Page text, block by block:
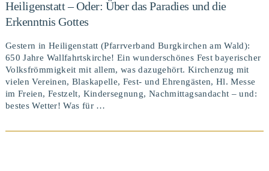
Heiligenstatt – Oder: Über das Paradies und die
Erkenntnis Gottes
Gestern in Heiligenstatt (Pfarrverband Burgkirchen am Wald):
650 Jahre Wallfahrtskirche! Ein wunderschönes Fest bayerischer
Volksfrömmigkeit mit allem, was dazugehört. Kirchenzug mit
vielen Vereinen, Blaskapelle, Fest- und Ehrengästen, Hl. Messe
im Freien, Festzelt, Kindersegnung, Nachmittagsandacht – und:
bestes Wetter! Was für …